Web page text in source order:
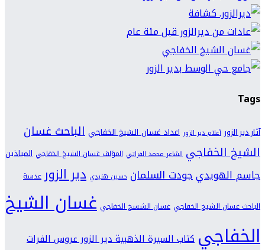
Tags
آثار دير الزور أعلام دير الزور اعداد غسان الشيخ الخفاجي الباحث غسان
الشيخ الخفاجي الشاعر محمد الفراتي المؤلف غسان الشيخ الخفاجي المياذين
جاسم الهويديجودت السلمان حسين هنيدي دير الزور عدسة
الباحث غسان الشيخ الخفاجي غسان الشسخ الخفاجي غسان الشيخ
الخفاجي كتاب السيرة الذهبية دير الزور عروس الفرات